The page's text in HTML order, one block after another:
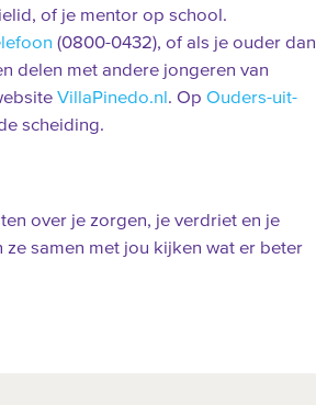
of je mentor op school.
(0800-0432), of als je ouder dan
delen met andere jongeren van
VillaPinedo.nl . Op Ouders-uit-
scheiding.
over je zorgen, je verdriet en je
ze samen met jou kijken wat er beter